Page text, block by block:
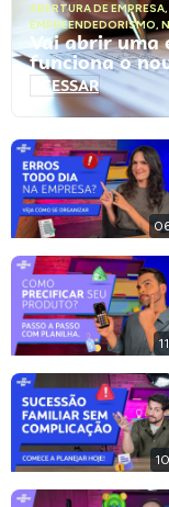
ABERTURA DE EMPRESA,
EMPREENDEDORISMO,
Vai abrir uma
funciona o
ACESSAR